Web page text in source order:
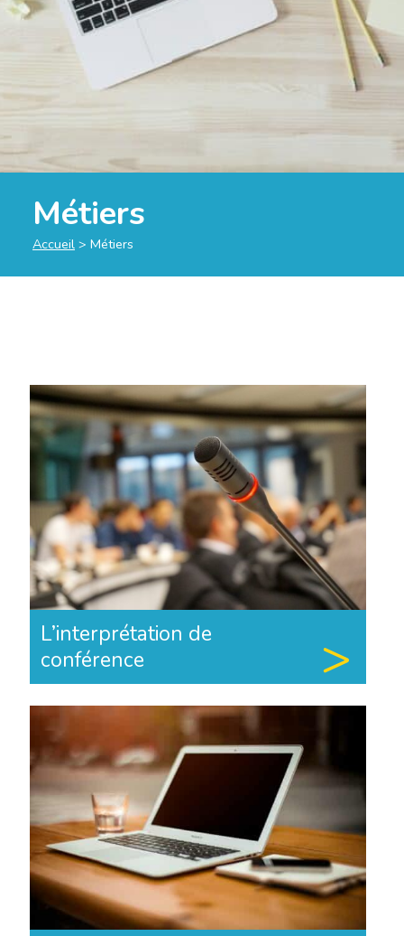
Métiers
Accueil > Métiers
L’interprétation de
conférence